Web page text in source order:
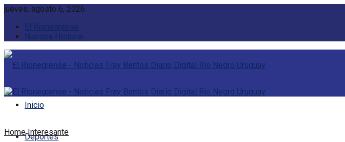
jueves, agosto 6, 2026
El Rionegrense
Nuestra Historia
Inicio
Deportes
Home Interesante